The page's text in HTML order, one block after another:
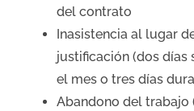
del contrato
Inasistencia al lugar
justificación (dos días
el mes o tres días
Abandono del trabajo